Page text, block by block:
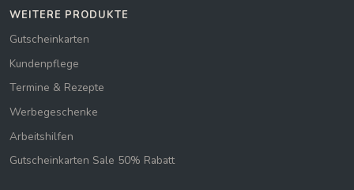
WEITERE PRODUKTE
Gutscheinkarten
Kundenpflege
Termine & Rezepte
Werbegeschenke
Arbeitshilfen
Gutscheinkarten Sale 50% Rabatt